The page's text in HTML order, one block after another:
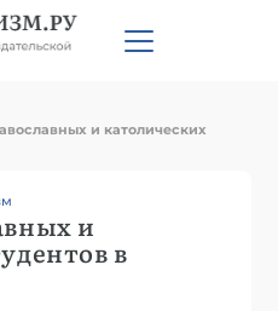
и католических
и
в